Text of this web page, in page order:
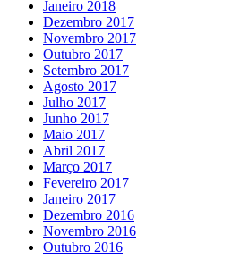
Janeiro 2018
Dezembro 2017
Novembro 2017
Outubro 2017
Setembro 2017
Agosto 2017
Julho 2017
Junho 2017
Maio 2017
Abril 2017
Março 2017
Fevereiro 2017
Janeiro 2017
Dezembro 2016
Novembro 2016
Outubro 2016